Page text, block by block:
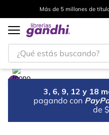
Más de 5 millones de
¿Qué estás buscando?
3, 6, 9, 12 y 18
pagando con
de